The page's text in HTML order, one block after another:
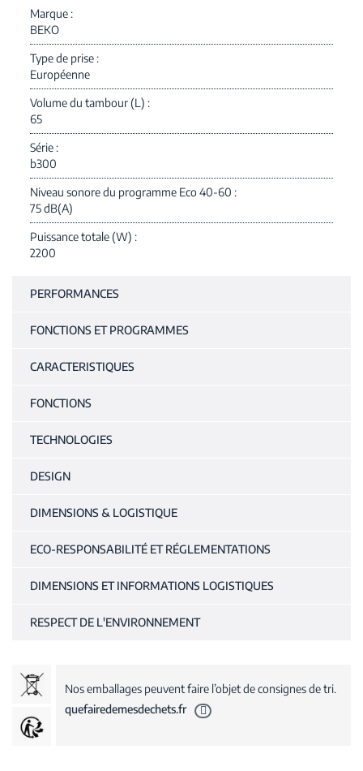
Marque
BEKO
Type de prise
Européenne
Volume du tambour (L)
65
Série
b300
Niveau sonore du programme Eco 40-60
75 dB(A)
Puissance totale (W)
2200
PERFORMANCES
FONCTIONS ET PROGRAMMES
CARACTERISTIQUES
FONCTIONS
TECHNOLOGIES
DESIGN
DIMENSIONS & LOGISTIQUE
ECO-RESPONSABILITÉ ET RÉGLEMENTATIONS
DIMENSIONS ET INFORMATIONS LOGISTIQUES
RESPECT DE L'ENVIRONNEMENT
Nos emballages peuvent faire l’objet de consignes de tri.
quefairedemesdechets.fr